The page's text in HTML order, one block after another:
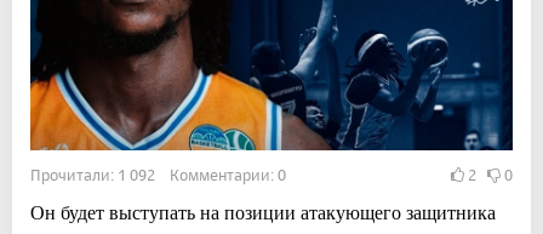
Прочитали: 1 092 Комментарии: 0 2 0
Он будет выступать на позиции атакующего защитника